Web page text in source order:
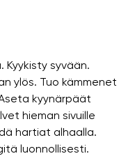
Kyykisty syvään.
ylös. Tuo kämmenet
kyynärpäät
hieman sivuille
hartiat alhaalla.
luonnollisesti.